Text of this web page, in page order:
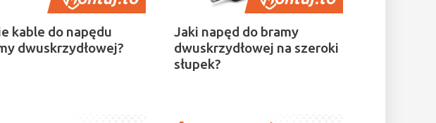
kable do napędu
dwuskrzydłowej?
Jaki napęd do bramy
dwuskrzydłowej na szeroki
słupek?